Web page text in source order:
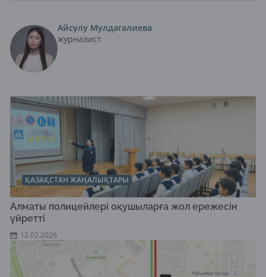
Айсулу Мулдагалиева
журналист
ҚАЗАҚСТАН ЖАҢАЛЫҚТАРЫ
Алматы полицейлері оқушыларға жол ережесін
үйретті
12.02.2026